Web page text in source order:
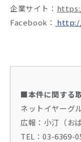
企業サイト：
Facebook：
■本件に関する
ネットイヤーグ
広報：小汀（おば
TEL：03-6369-